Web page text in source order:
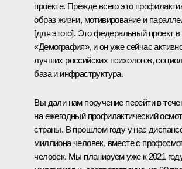
проекте. Прежде всего это
образ жизни, мотивирование и
[для этого]. Это федеральный проект
«Демография», и он уже сейчас
лучших российских психологов,
база и инфраструктура.
Вы дали нам поручение перейти в
на ежегодный профилактический
страны. В прошлом году у нас
миллиона человек, вместе с
человек. Мы планируем уже к 2021